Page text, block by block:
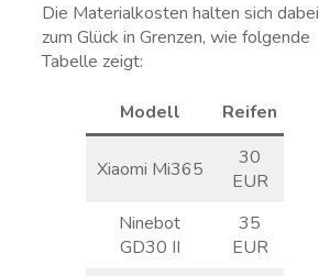
Die Materialkosten halten sich dabei
zum Glück in Grenzen, wie folgende
Tabelle zeigt:
Modell Reifen
Xiaomi Mi365
30
EUR
Ninebot
GD30 II
35
EUR